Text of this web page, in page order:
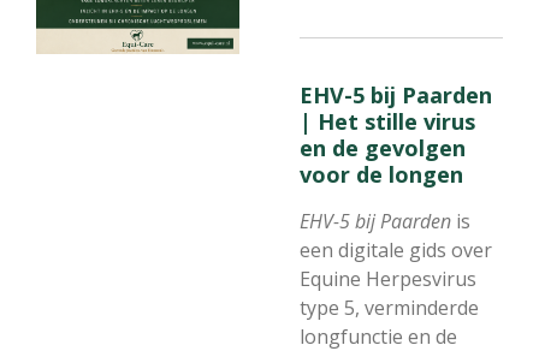
EHV-5 bij Paarden
| Het stille virus
en de gevolgen
voor de longen
EHV-5 bij Paarden is
een digitale gids over
Equine Herpesvirus
type 5, verminderde
longfunctie en de